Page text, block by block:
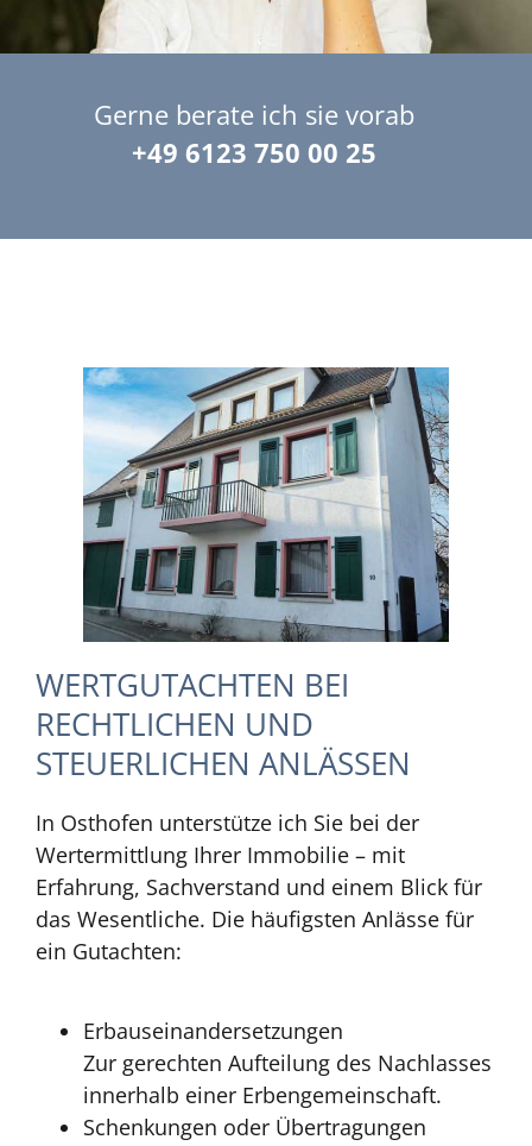
Gerne berate ich sie vorab
+49 6123 750 00 25
WERTGUTACHTEN BEI
RECHTLICHEN UND
STEUERLICHEN ANLÄSSEN
In Osthofen unterstütze ich Sie bei der
Wertermittlung Ihrer Immobilie – mit
Erfahrung, Sachverstand und einem Blick für
das Wesentliche. Die häufigsten Anlässe für
ein Gutachten:
Erbauseinandersetzungen
Zur gerechten Aufteilung des Nachlasses
innerhalb einer Erbengemeinschaft.
Schenkungen oder Übertragungen